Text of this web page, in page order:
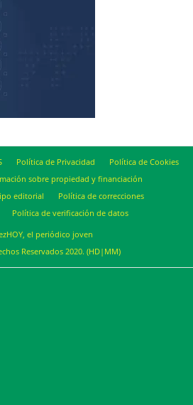
Política de Privacidad
Política de Cookies
sobre propiedad y financiación
editorial
Política de correcciones
Política de verificación de datos
el periódico joven
Reservados 2020. (HD|MM)